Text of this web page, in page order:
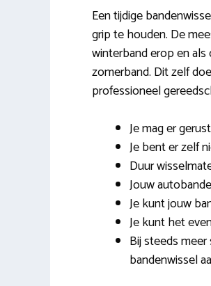
Een tijdige
grip te houden. De
winterband erop en
zomerband. Dit zelf
professioneel
Je mag er
Je bent er zelf
Duur
Jouw
Je kunt jouw
Je kunt het
Bij steeds
bandenwissel